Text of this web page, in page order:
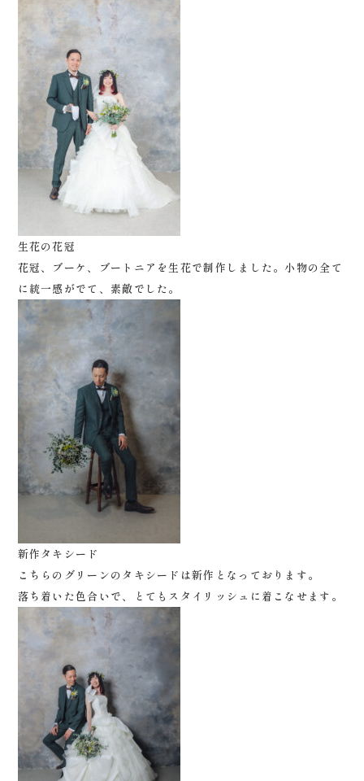
生花の花冠
花冠、ブーケ、ブートニアを生花で制作しました。小物の全て
に統一感がでて、素敵でした。
新作タキシード
こちらのグリーンのタキシードは新作となっております。
落ち着いた色合いで、とてもスタイリッシュに着こなせます。